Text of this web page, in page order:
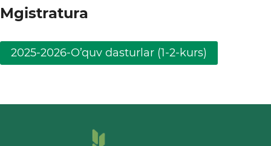
Mgistratura
2025-2026-O’quv dasturlar (1-2-kurs)